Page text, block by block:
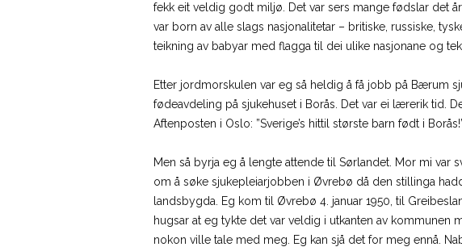
fekk eit veldig godt miljø. Det var sers mange fødslar det
var born av alle slags nasjonalitetar – britiske, russiske,
teikning av babyar med flagga til dei ulike nasjonane og
Etter jordmorskulen var eg så heldig å få jobb på Bærum
fødeavdeling på sjukehuset i Borås. Det var ei lærerik tid.
Aftenposten i Oslo: ”Sverige’s hittil største barn født i
Men så byrja eg å lengte attende til Sørlandet. Mor mi
om å søke sjukepleiarjobben i Øvrebø då den stillinga
landsbygda. Eg kom til Øvrebø 4. januar 1950, til
hugsar at eg tykte det var veldig i utkanten av
nokon ville tale med meg. Eg kan sjå det for meg ennå.